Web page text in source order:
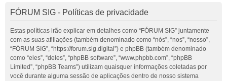
FÓRUM SIG - Políticas de privacidade
Estas políticas irão explicar em detalhes como “FÓRUM SIG” juntamente
com as suas afiliações (também denominado como “nós”, “nos”, “nosso”,
“FÓRUM SIG”, “https://forum.sig.digital”) e phpBB (também denominado
como “eles”, “deles”, “phpBB software”, “www.phpbb.com”, “phpBB
Limited”, “phpBB Teams”) utilizam quaisquer informações coletadas por
você durante alguma sessão de aplicações dentro de nosso sistema